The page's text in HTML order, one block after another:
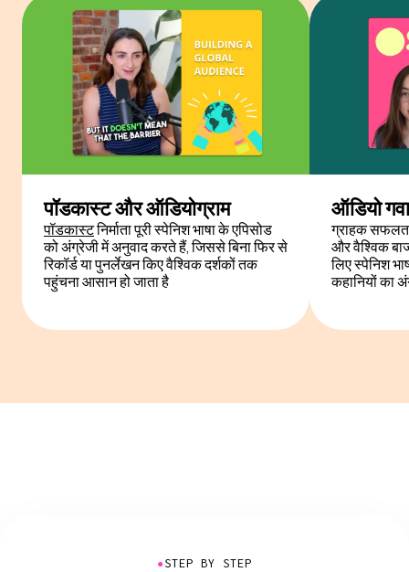
पॉडकास्ट और ऑडियोग्राम
पॉडकास्टनिर्माता पूरी स्पेनिश भाषा के एपिसोड
को अंग्रेजी में अनुवाद करते हैं, जिससे बिना फिर से
रिकॉर्ड या पुनर्लेखन किए वैश्विक दर्शकों तक
पहुंचना आसान हो जाता है
ऑडियो
ग्राहक
और वैश्विक
लिए स्पेनिश
कहानियों का
●STEP BY STEP